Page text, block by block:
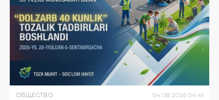
ОБЩЕСТВО 04.08.2026 04:41